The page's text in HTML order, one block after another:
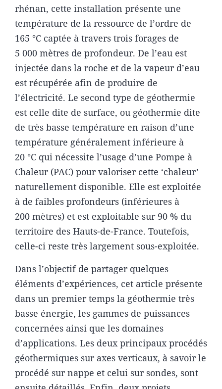
rhénan, cette installation présente une
température de la ressource de l’ordre de
165 °C captée à travers trois forages de
5 000 mètres de profondeur. De l’eau est
injectée dans la roche et de la vapeur d’eau
est récupérée afin de produire de
l’électricité. Le second type de géothermie
est celle dite de surface, ou géothermie dite
de très basse température en raison d’une
température généralement inférieure à
20 °C qui nécessite l’usage d’une Pompe à
Chaleur (PAC) pour valoriser cette ‘chaleur’
naturellement disponible. Elle est exploitée
à de faibles profondeurs (inférieures à
200 mètres) et est exploitable sur 90 % du
territoire des Hauts-de-France. Toutefois,
celle-ci reste très largement sous-exploitée.
Dans l’objectif de partager quelques
éléments d’expériences, cet article présente
dans un premier temps la géothermie très
basse énergie, les gammes de puissances
concernées ainsi que les domaines
d’applications. Les deux principaux procédés
géothermiques sur axes verticaux, à savoir le
procédé sur nappe et celui sur sondes, sont